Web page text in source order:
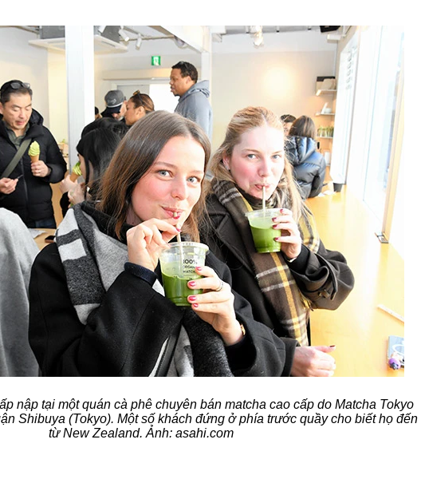
nập tại một quán cà phê chuyên bán matcha cao cấp do Matcha Tokyo
Shibuya (Tokyo). Một số khách đứng ở phía trước quầy cho biết họ đến
từ New Zealand. Ảnh: asahi.com